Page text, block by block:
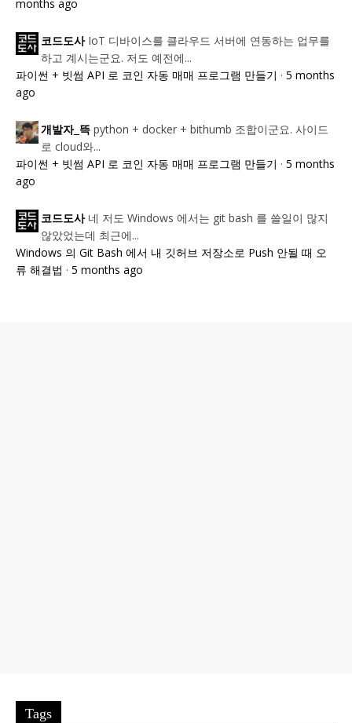
months ago
코드도사 IoT 디바이스를 클라우드 서버에 연동하는 업무를
하고 계시는군요. 저도 예전에...
파이썬 + 빗썸 API 로 코인 자동 매매 프로그램 만들기 · 5 months
ago
개발자_뜩 python + docker + bithumb 조합이군요. 사이드
로 cloud와...
파이썬 + 빗썸 API 로 코인 자동 매매 프로그램 만들기 · 5 months
ago
코드도사 네 저도 Windows 에서는 git bash 를 쓸일이 많지
않았었는데 최근에...
Windows 의 Git Bash 에서 내 깃허브 저장소로 Push 안될 때 오
류 해결법 · 5 months ago
Tags